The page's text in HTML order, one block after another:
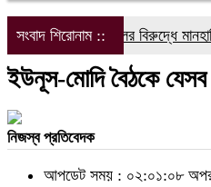
সংবাদ শিরোনাম ::
ডিপজলের বিরুদ্ধে মানহানির
ইউনূস-মোদি বৈঠকে
নিজস্ব প্রতিবেদক
আপডেট সময় : ০২:০১:০৮